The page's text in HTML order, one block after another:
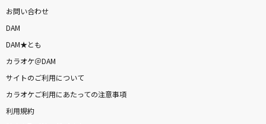
お問い合わせ
DAM
DAM★とも
カラオケ＠DAM
サイトのご利用について
カラオケご利用にあたっての注意事項
利用規約